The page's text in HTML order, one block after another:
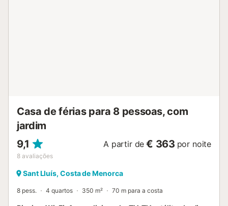
Casa de férias para 8 pessoas, com
jardim
9,1
8 avaliações
A partir de € 363 por noite
Sant Lluís, Costa de Menorca
8 pess. 4 quartos 350 m² 70 m para a costa